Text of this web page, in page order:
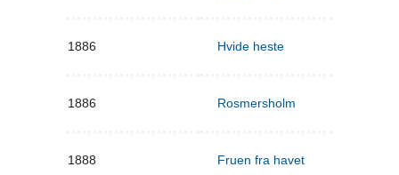
1886 Hvide heste
1886 Rosmersholm
1888 Fruen fra havet